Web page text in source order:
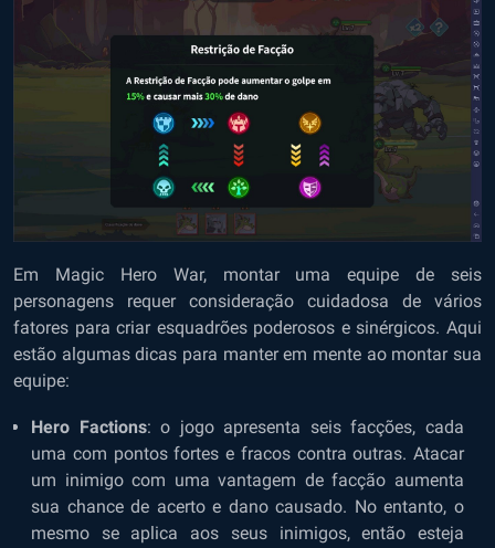
Em Magic Hero War, montar uma equipe de seis
personagens requer consideração cuidadosa de vários
fatores para criar esquadrões poderosos e sinérgicos. Aqui
estão algumas dicas para manter em mente ao montar sua
equipe:
Hero Factions: o jogo apresenta seis facções, cada
uma com pontos fortes e fracos contra outras. Atacar
um inimigo com uma vantagem de facção aumenta
sua chance de acerto e dano causado. No entanto, o
mesmo se aplica aos seus inimigos, então esteja